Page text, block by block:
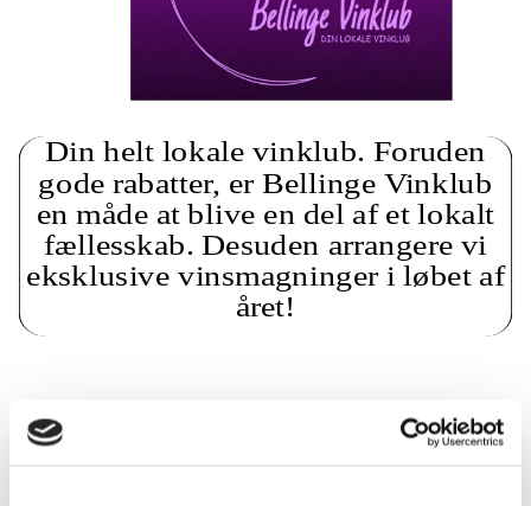
Din helt lokale vinklub. Foruden
gode rabatter, er Bellinge Vinklub
en måde at blive en del af et lokalt
fællesskab. Desuden arrangere vi
eksklusive vinsmagninger i løbet af
året!